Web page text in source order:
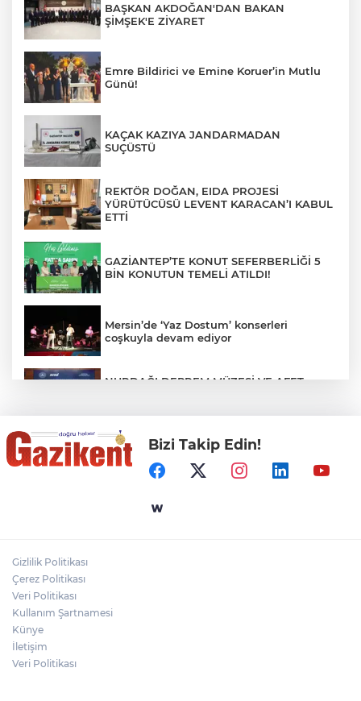
BAŞKAN AKDOĞAN'DAN BAKAN
ŞİMŞEK'E ZİYARET
Emre Bildirici ve Emine Koruer’in Mutlu
Günü!
KAÇAK KAZIYA JANDARMADAN
SUÇÜSTÜ
REKTÖR DOĞAN, EIDA PROJESİ
YÜRÜTÜCÜSÜ LEVENT KARACAN’I KABUL
ETTİ
GAZİANTEP’TE KONUT SEFERBERLİĞİ 5
BİN KONUTUN TEMELİ ATILDI!
Mersin’de ‘Yaz Dostum’ konserleri
coşkuyla devam ediyor
NURDAĞI DEPREM MÜZESİ VE AFET
Türkiye'nin Kaderini Değiştiren Gün!
Halef Bilgiç'ten Lozan'ın Yıl Dönümünde
Anlamlı Mesaj!
HAMİLELER DENİZE VEYA HAVUZA
Bizi Takip Edin!
Gizlilik Politikası
Çerez Politikası
Veri Politikası
Kullanım Şartnamesi
Künye
İletişim
Veri Politikası